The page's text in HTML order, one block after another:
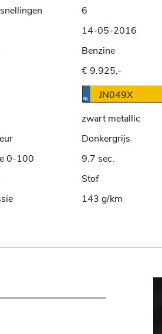
6
14-05-2016
Benzine
€ 9.925,-
JN049X
zwart metallic
Donkergrijs
0-100
9.7 sec.
Stof
143 g/km